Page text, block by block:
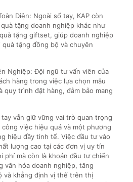
Diện: Ngoài sổ tay, KAP còn
tặng doanh nghiệp khác như
tặng giftset, giúp doanh nghiệp
tặng đồng bộ và chuyên
Nghiệp: Đội ngũ tư vấn viên của
hàng trong việc lựa chọn mẫu
quy trình đặt hàng, đảm bảo mang
vẫn giữ vững vai trò quan trọng
việc hiệu quả và một phương
hiệu đầy tinh tế. Việc đầu tư vào
lượng cao tại các đơn vị uy tín
phí mà còn là khoản đầu tư chiến
văn hóa doanh nghiệp, tăng
và khẳng định vị thế trên thị